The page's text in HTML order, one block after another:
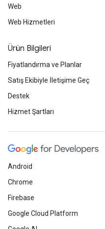
Web
Web Hizmetleri
Ürün Bilgileri
Fiyatlandırma ve Planlar
Satış Ekibiyle İletişime Geç
Destek
Hizmet Şartları
Android
Chrome
Firebase
Google Cloud Platform